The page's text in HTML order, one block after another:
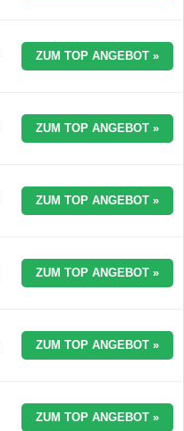
ZUM TOP ANGEBOT »
ZUM TOP ANGEBOT »
ZUM TOP ANGEBOT »
ZUM TOP ANGEBOT »
ZUM TOP ANGEBOT »
ZUM TOP ANGEBOT »